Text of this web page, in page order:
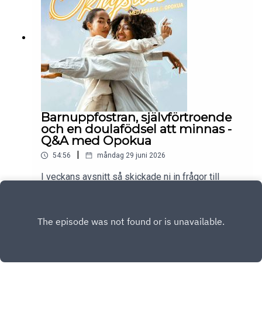
Barnuppfostran, självförtroende
och en doulafödsel att minnas -
Q&A med Opokua
54:56 | måndag 29 juni 2026
I veckans avsnitt så skickade ni in frågor till